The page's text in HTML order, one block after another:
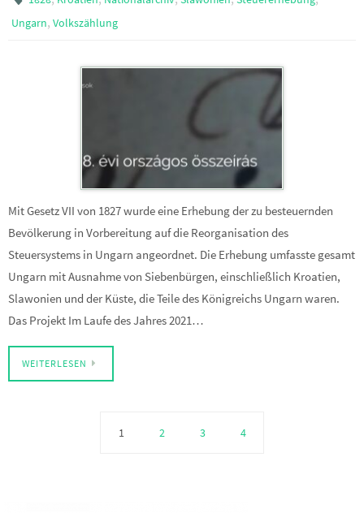
Ungarn, Volkszählung
Mit Gesetz VII von 1827 wurde eine Erhebung der zu besteuernden
Bevölkerung in Vorbereitung auf die Reorganisation des
Steuersystems in Ungarn angeordnet. Die Erhebung umfasste gesamt
Ungarn mit Ausnahme von Siebenbürgen, einschließlich Kroatien,
Slawonien und der Küste, die Teile des Königreichs Ungarn waren.
Das Projekt Im Laufe des Jahres 2021…
WEITERLESEN
1 2 3 4